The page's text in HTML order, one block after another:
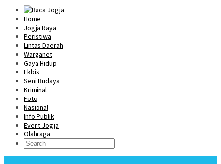
Home
Jogja Raya
Peristiwa
Lintas Daerah
Warganet
Gaya Hidup
Ekbis
Seni Budaya
Kriminal
Foto
Nasional
Info Publik
Event Jogja
Olahraga